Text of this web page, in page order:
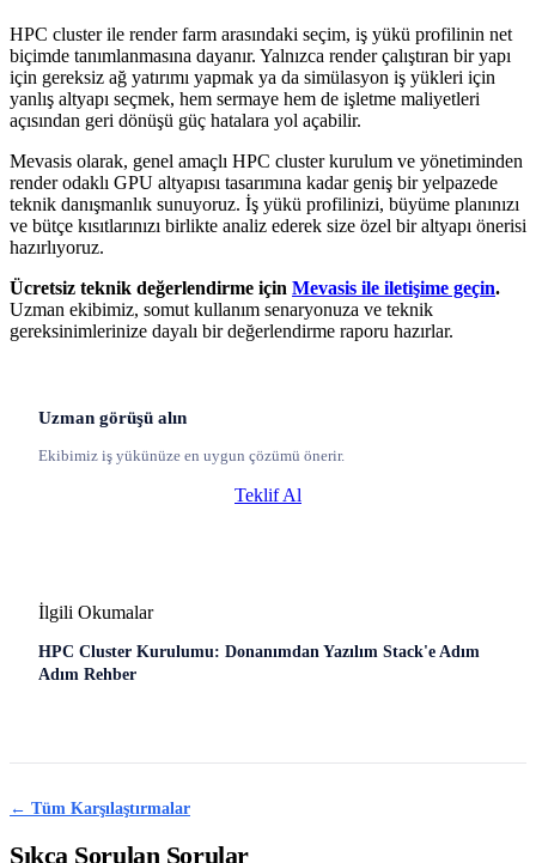
HPC cluster ile render farm arasındaki seçim, iş yükü profilinin net
biçimde tanımlanmasına dayanır. Yalnızca render çalıştıran bir yapı
için gereksiz ağ yatırımı yapmak ya da simülasyon iş yükleri için
yanlış altyapı seçmek, hem sermaye hem de işletme maliyetleri
açısından geri dönüşü güç hatalara yol açabilir.
Mevasis olarak, genel amaçlı HPC cluster kurulum ve yönetiminden
render odaklı GPU altyapısı tasarımına kadar geniş bir yelpazede
teknik danışmanlık sunuyoruz. İş yükü profilinizi, büyüme planınızı
ve bütçe kısıtlarınızı birlikte analiz ederek size özel bir altyapı önerisi
hazırlıyoruz.
Ücretsiz teknik değerlendirme için Mevasis ile iletişime geçin.
Uzman ekibimiz, somut kullanım senaryonuza ve teknik
gereksinimlerinize dayalı bir değerlendirme raporu hazırlar.
Uzman görüşü alın
Ekibimiz iş yükünüze en uygun çözümü önerir.
Teklif Al
İlgili Okumalar
HPC Cluster Kurulumu: Donanımdan Yazılım Stack'e Adım
Adım Rehber
← Tüm Karşılaştırmalar
Sıkça Sorulan Sorular